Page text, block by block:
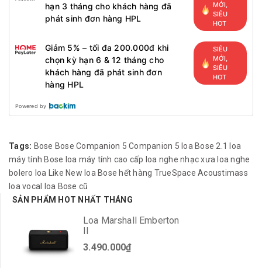
hạn 3 tháng cho khách hàng đã
phát sinh đơn hàng HPL
MỚI,
SIÊU
HOT
Giảm 5% – tối đa 200.000đ khi
chọn kỳ hạn 6 & 12 tháng cho
khách hàng đã phát sinh đơn
hàng HPL
SIÊU
MỚI,
SIÊU
HOT
Powered by
Tags: Bose Bose Companion 5 Companion 5 loa Bose 2.1
loa
máy tính Bose loa máy tính cao cấp loa nghe nhạc xưa loa nghe
bolero loa Like New loa Bose hết hàng TrueSpace Acoustimass
loa vocal
loa Bose cũ
SẢN PHẨM HOT NHẤT THÁNG
Loa Marshall Emberton
II
3.490.000₫